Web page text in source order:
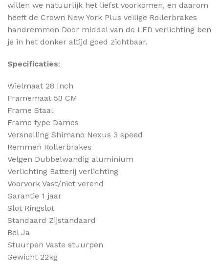
willen we natuurlijk het liefst voorkomen, en daarom
heeft de Crown New York Plus veilige Rollerbrakes
handremmen Door middel van de LED verlichting ben
je in het donker altijd goed zichtbaar.
Specificaties:
Wielmaat 28 Inch
Framemaat 53 CM
Frame Staal
Frame type Dames
Versnelling Shimano Nexus 3 speed
Remmen Rollerbrakes
Velgen Dubbelwandig aluminium
Verlichting Batterij verlichting
Voorvork Vast/niet verend
Garantie 1 jaar
Slot Ringslot
Standaard Zijstandaard
Bel Ja
Stuurpen Vaste stuurpen
Gewicht 22kg